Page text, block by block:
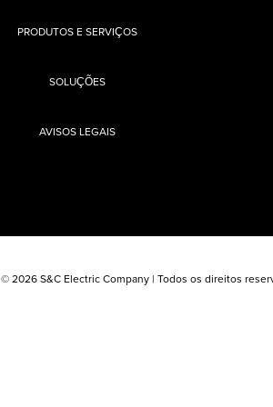
PRODUTOS E SERVIÇOS
SOLUÇÕES
AVISOS LEGAIS
© 2026 S&C Electric Company | Todos os direitos